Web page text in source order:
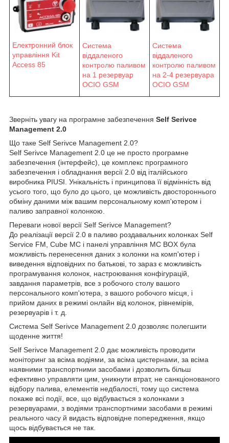
Електронний блок
управління Kit
Access 85
Система
віддаленого
контролю паливом
на 1 резервуар
OCIO GSM
Система
віддаленого
контролю паливом
на 2-4 резервуара
OCIO GSM
Зверніть увагу на програмне забезпечення Self Serivce
Management 2.0
Що таке Self Serivce Management 2.0?
Self Serivce Management 2.0 це не просто програмне
забезпечення (інтерфейс), це комплекс програмного
забезпечення і обладнання версії 2.0 від італійського
виробника PIUSI. Унікальність і принципова її відмінність від
усього того, що було до цього, це можливість двостороннього
обміну даними між вашим персональному комп'ютером і
паливо заправної колонкою.
Переваги нової версії Self Serivce Management?
До реалізації версії 2.0 в паливо роздавальних колонках Self
Service FM, Cube MC і панелі управління MC BOX була
можливість перенесення даних з колонки на комп'ютер і
виведення відповідних по батькові, то зараз є можливість
програмування колонок, настроювання конфігурацій,
завдання параметрів, все з робочого столу вашого
персонального комп'ютера, з вашого робочого місця, і
прийом даних в режимі онлайн від колонок, рівнемірів,
резервуарів і т. д.
Система Self Serivce Management 2.0 дозволяє полегшити
щоденне життя!
Self Serivce Management 2.0 дає можливість проводити
моніторинг за всіма водіями, за всіма цистернами, за всіма
наявними транспортними засобами і дозволить більш
ефективно управляти цим, уникнути втрат, не санкціонованого
відбору палива, елементів недбалості, тому що система
покаже всі події, все, що відбувається з колонками з
резервуарами, з водіями транспортними засобами в режимі
реального часу й видасть відповідне попередження, якщо
щось відбувається не так.